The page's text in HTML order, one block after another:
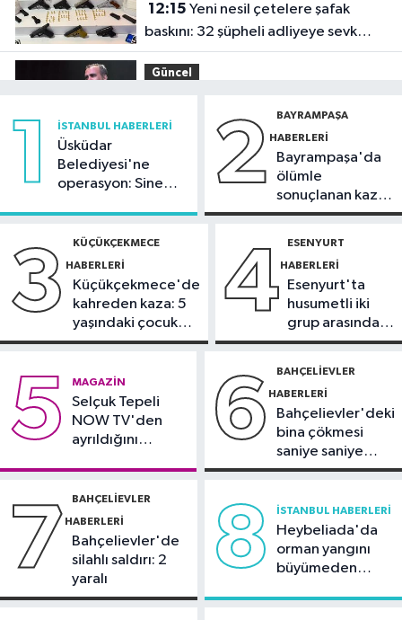
12:15
baskını: 32 şüpheli adliyeye sevk
edildi
Güncel
atandı
İstanbul Haberleri
11:29
gemi, İstanbul Boğazı'ndan geçişini
Güncel
güvenlik görevlisi alınacak
faciayı önledi: Şüpheli gözaltında
1 İSTANBUL HABERLERI
Üsküdar
Belediyesi'ne
operasyon: Sinem
2 BAYRAMPAŞA
HABERLERI
Bayrampaşa'da
ölümle
sonuçlanan kaza:
Sürücü
3 KÜÇÜKÇEKMECE
HABERLERI
Küçükçekmece'de
kahreden kaza: 5
yaşındaki çocuk
yoğun bakımda
4 ESENYURT
HABERLERI
Esenyurt'ta
husumetli iki
grup arasında
silahlı kavga
5 MAGAZIN
Selçuk Tepeli
NOW TV'den
ayrıldığını
6 BAHÇELIEVLER
HABERLERI
Bahçelievler'deki
bina çökmesi
saniye saniye
görüntülendi
7 BAHÇELIEVLER
HABERLERI
Bahçelievler'de
silahlı saldırı: 2
yaralı
8 İSTANBUL HABERLERI
Heybeliada'da
orman yangını
büyümeden